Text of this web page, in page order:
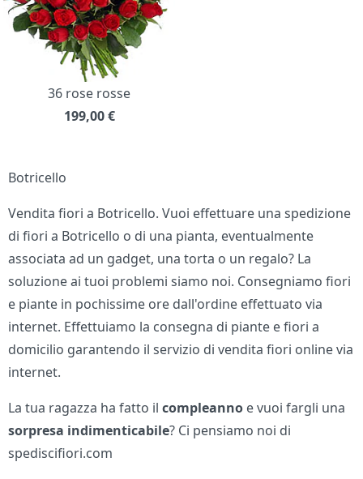
36 rose rosse
199,00 €
Botricello
Vendita fiori a Botricello. Vuoi effettuare una spedizione
di fiori a Botricello o di una pianta, eventualmente
associata ad un gadget, una torta o un regalo? La
soluzione ai tuoi problemi siamo noi. Consegniamo fiori
e piante in pochissime ore dall'ordine effettuato via
internet. Effettuiamo la consegna di piante e fiori a
domicilio garantendo il servizio di vendita fiori online via
internet.
La tua ragazza ha fatto ilcompleanno e vuoi fargli una
sorpresa indimenticabile? Ci pensiamo noi di
spediscifiori.com